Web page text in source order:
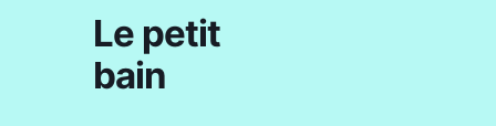
Le petit
bain